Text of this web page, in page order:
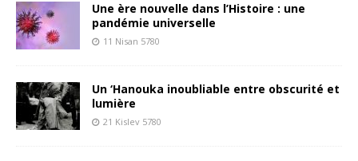
Une ère nouvelle dans l’Histoire : une
pandémie universelle
11 Nisan 5780
Un ‘Hanouka inoubliable entre obscurité et
lumière
21 Kislev 5780